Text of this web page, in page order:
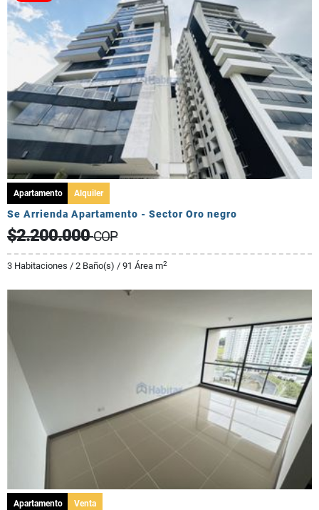
Apartamento Alquiler
Se Arrienda Apartamento - Sector Oro negro
$2.200.000COP
3 Habitaciones / 2 Baño(s) / 91 Área m2
Apartamento Venta